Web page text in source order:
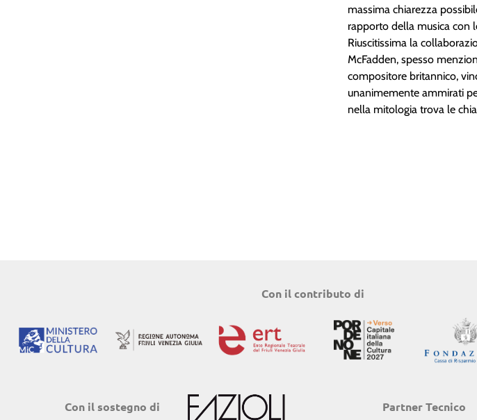
massima chiarezza
rapporto della musica con
Riuscitissima la
McFadden, spesso
compositore britannico,
unanimemente ammirati
nella mitologia trova le
Con il contributo di
Con il sostegno di Partner Tecnico